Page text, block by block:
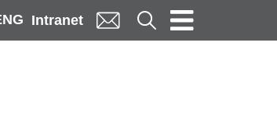
Intranet Cerca